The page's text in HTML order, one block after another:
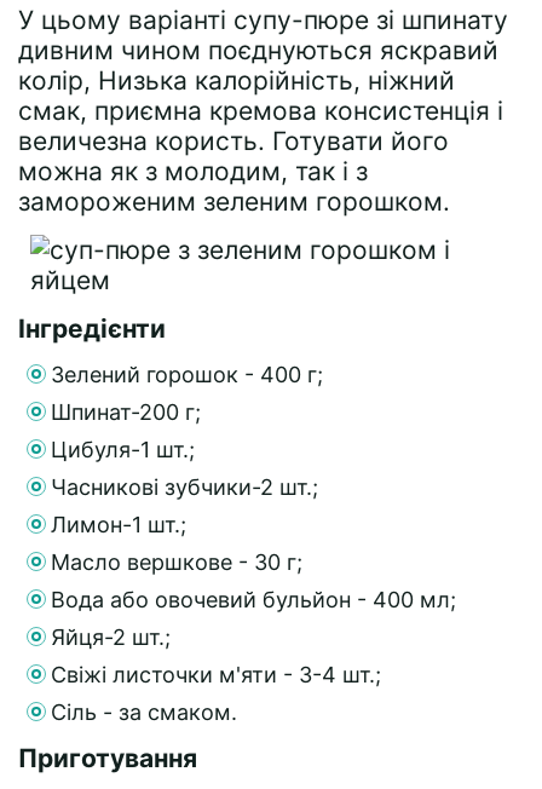
У цьому варіанті супу-пюре зі шпинату
дивним чином поєднуються яскравий
колір, Низька калорійність, ніжний
смак, приємна кремова консистенція і
величезна користь. Готувати його
можна як з молодим, так і з
замороженим зеленим горошком.
Інгредієнти
Зелений горошок - 400 г;
Шпинат-200 г;
Цибуля-1 шт.;
Часникові зубчики-2 шт.;
Лимон-1 шт.;
Масло вершкове - 30 г;
Вода або овочевий бульйон - 400 мл;
Яйця-2 шт.;
Свіжі листочки м'яти - 3-4 шт.;
Сіль - за смаком.
Приготування